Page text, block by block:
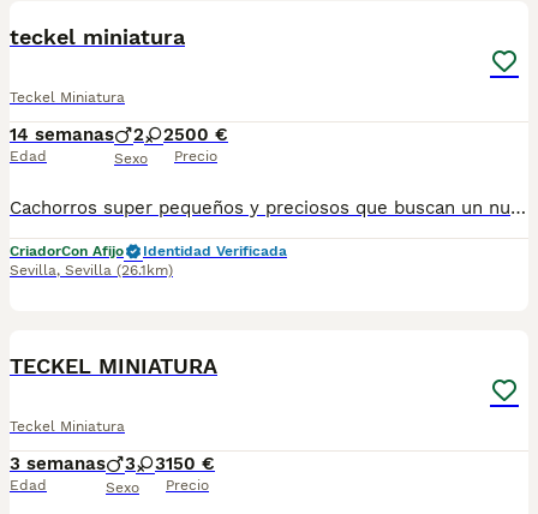
teckel miniatura
Teckel Miniatura
14 semanas
Edad
2 2
Sexo
500 €
Precio
Cachorros super pequeños y preciosos que buscan un nuevo hogar. Excelentes líneas de sangre. Se entregan con las vacunas al día y revisiones de veterinario. Pueden preguntarnos cualquier duda, disponibles para verlos en persona. Somos de Sevilla, pero podemos entregarlo en cualquier parte de España. telefono: 696598617
CriadorCon Afijo
Identidad Verificada
Sevilla, Sevilla (26.1km)
TECKEL MINIATURA
Teckel Miniatura
3 semanas
Edad
3 3
Sexo
150 €
Precio